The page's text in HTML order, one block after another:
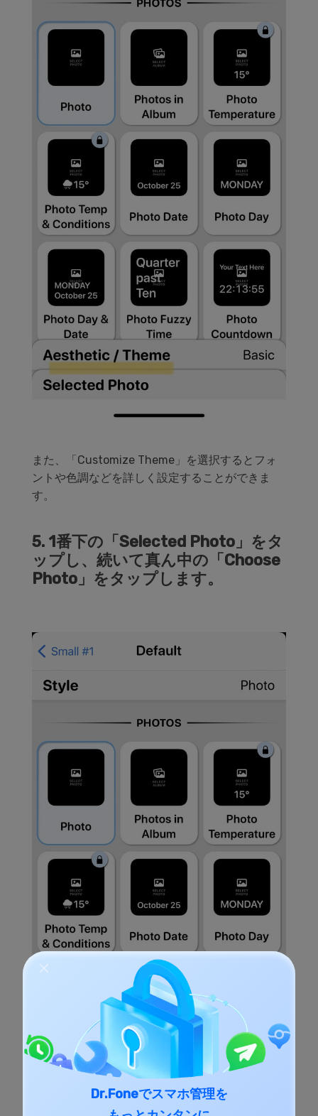
Dr.Foneでスマホ管理を
また、「Customize Theme」を選択するとフォ
ントや色調などを詳しく設定することができま
す。
5. 1番下の「Selected Photo」をタ
ップし、続いて真ん中の「Choose
Photo」をタップします。